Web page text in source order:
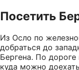
Посетить
Из Осло по
добраться до
Бергена. По
куда можно